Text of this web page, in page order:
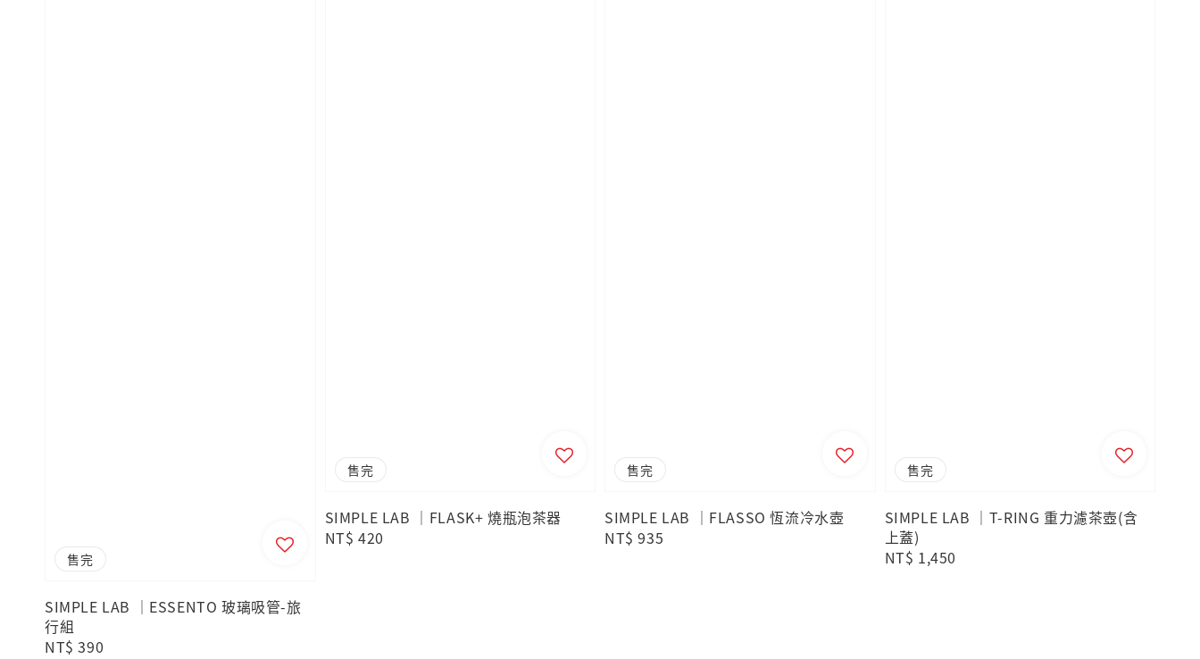
售完
SIMPLE LAB ｜ESSENTO 玻璃吸管-旅
行組
Regular
NT$ 390
售完
SIMPLE LAB ｜FLASK+ 燒瓶泡茶器
Regular
NT$ 420
售完
SIMPLE LAB ｜FLASSO 恆流冷水壺
Regular
NT$ 935
售完
SIMPLE LAB ｜T-RING 重力濾茶壺(含
上蓋)
Regular
NT$ 1,450